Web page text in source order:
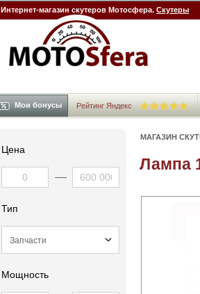
Интернет-магазин скутеров Мотосфера. Скутеры
Мои бонусы Рейтинг Яндекс
Цена
Тип
Мощность
МАГАЗИН
Лампа